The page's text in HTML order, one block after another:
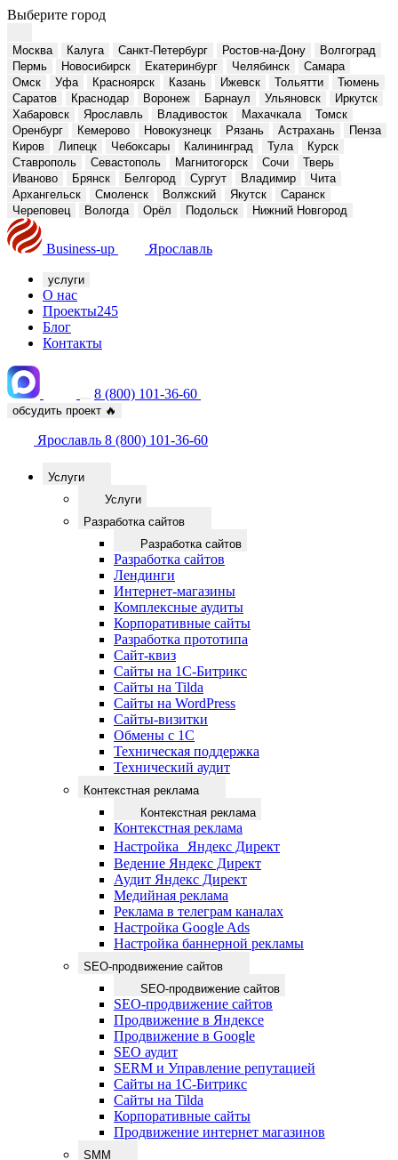
Выберите город
Москва Калуга Санкт-Петербург Ростов-на-Дону
Волгоград
Пермь
Новосибирск Екатеринбург Челябинск
Самара
Омск
Уфа Красноярск Казань Ижевск Тольятти
Тюмень
Саратов
Краснодар Воронеж Барнаул Ульяновск
Иркутск
Хабаровск
Ярославль Владивосток Махачкала
Томск
Оренбург
Кемерово Новокузнецк Рязань Астрахань
Пенза
Киров
Липецк Чебоксары Калининград Тула
Курск
Ставрополь
Севастополь Магнитогорск Сочи
Тверь
Иваново
Брянск Белгород Сургут Владимир
Чита
Архангельск
Смоленск Волжский Якутск
Саранск
Череповец
Вологда Орёл Подольск Нижний Новгород
Business-up Ярославль
услуги
О нас
Проекты245
Блог
Контакты
8 (800) 101-36-60
обсудить проект 🔥
Ярославль 8 (800) 101-36-60
Услуги
Услуги
Разработка сайтов
Разработка сайтов
Разработка сайтов
Лендинги
Интернет-магазины
Комплексные аудиты
Корпоративные сайты
Разработка прототипа
Сайт-квиз
Сайты на 1С-Битрикс
Сайты на Tilda
Сайты на WordPress
Сайты-визитки
Обмены с 1С
Техническая поддержка
Технический аудит
Контекстная реклама
Контекстная реклама
Контекстная реклама
Настройка Яндекс Директ
Ведение Яндекс Директ
Аудит Яндекс Директ
Медийная реклама
Реклама в телеграм каналах
Настройка Google Ads
Настройка баннерной рекламы
SEO-продвижение сайтов
SEO-продвижение сайтов
SEO-продвижение сайтов
Продвижение в Яндексе
Продвижение в Google
SEO аудит
SERM и Управление репутацией
Сайты на 1С-Битрикс
Сайты на Tilda
Корпоративные сайты
Продвижение интернет магазинов
SMM